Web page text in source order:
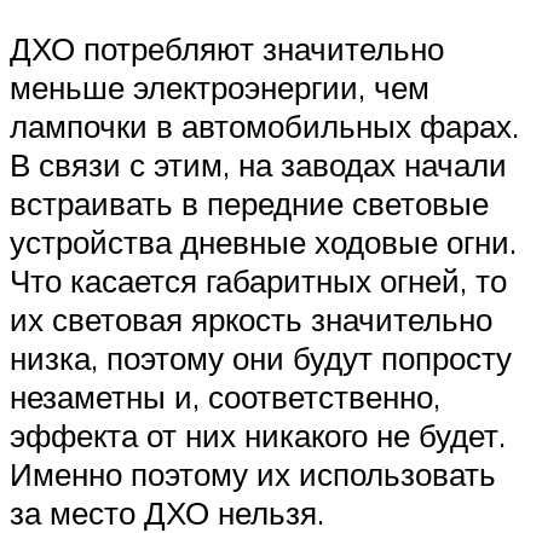
ДХО потребляют значительно
меньше электроэнергии, чем
лампочки в автомобильных фарах.
В связи с этим, на заводах начали
встраивать в передние световые
устройства дневные ходовые огни.
Что касается габаритных огней, то
их световая яркость значительно
низка, поэтому они будут попросту
незаметны и, соответственно,
эффекта от них никакого не будет.
Именно поэтому их использовать
за место ДХО нельзя.